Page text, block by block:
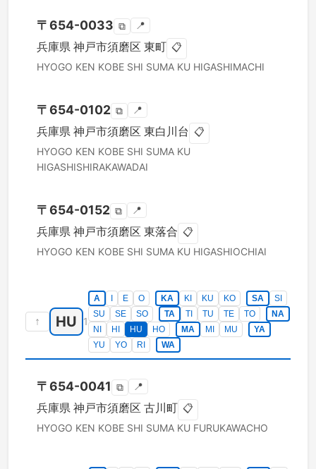
〒654-0033 ⧉ 📍
兵庫県 神戸市須磨区 東町 📋
HYOGO KEN KOBE SHI SUMA KU HIGASHIMACHI
〒654-0102 ⧉ 📍
兵庫県 神戸市須磨区 東白川台 📋
HYOGO KEN KOBE SHI SUMA KU
HIGASHISHIRAKAWADAI
〒654-0152 ⧉ 📍
兵庫県 神戸市須磨区 東落合 📋
HYOGO KEN KOBE SHI SUMA KU HIGASHIOCHIAI
↑ HU 1
A E O KA KI KU KO SA
SI
SU
SE SO TA TI TU TE TO
NA
NI
HI HU HO MA MI MU
YA
YU
YO RI WA
〒654-0041 ⧉ 📍
兵庫県 神戸市須磨区 古川町 📋
HYOGO KEN KOBE SHI SUMA KU FURUKAWACHO